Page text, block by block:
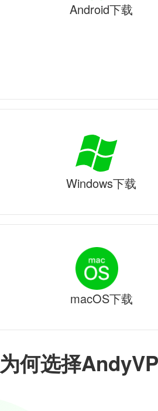
为何选择
Android下载
Windows下载
macOS下载